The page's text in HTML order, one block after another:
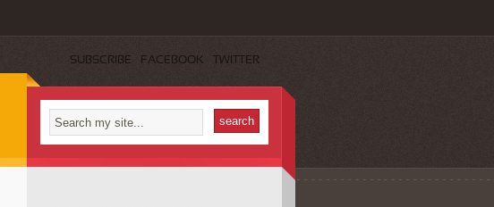
SUBSCRIBE FACEBOOK TWITTER